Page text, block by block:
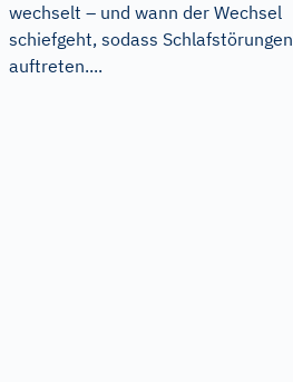
wechselt – und wann der Wechsel
schiefgeht, sodass Schlafstörungen
auftreten....